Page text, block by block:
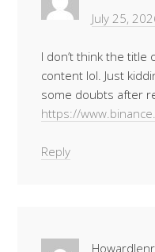
July 25,
I don’t think the
content lol. Just
some doubts after
https://
Reply